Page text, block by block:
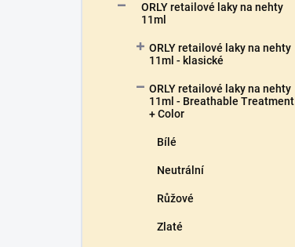
ORLY retailové laky na nehty
11ml
ORLY retailové laky na nehty
11ml - klasické
ORLY retailové laky na nehty
11ml - Breathable Treatment
+ Color
Bílé
Neutrální
Růžové
Zlaté